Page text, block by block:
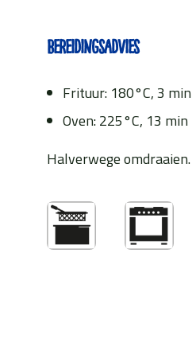
Bereidingsadvies
Frituur: 180°C, 3 min
Oven: 225°C, 13 min
Halverwege omdraaien.